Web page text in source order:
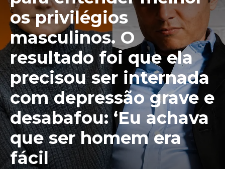
os privilégios
masculinos. O
resultado foi que ela
precisou ser internada
com depressão grave e
desabafou: ‘Eu achava
que ser homem era
fácil